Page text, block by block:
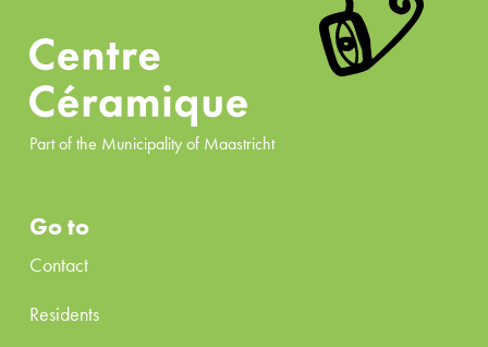
Part of the Municipality of Maastricht
Go to
Contact
Residents